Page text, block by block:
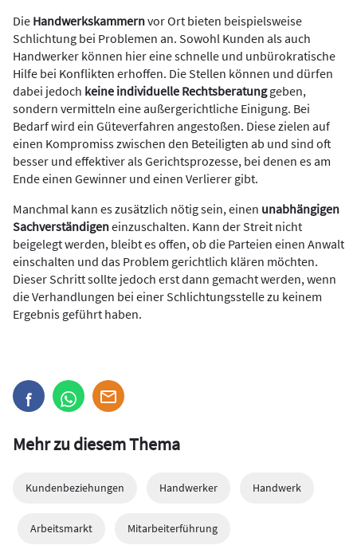
Die Handwerkskammernvor Ort bieten beispielsweise
Schlichtung bei Problemen an. Sowohl Kunden als auch
Handwerker können hier eine schnelle und unbürokratische
Hilfe bei Konflikten erhoffen. Die Stellen können und dürfen
dabei jedoch keine individuelle Rechtsberatunggeben,
sondern vermitteln eine außergerichtliche Einigung. Bei
Bedarf wird ein Güteverfahren angestoßen. Diese zielen auf
einen Kompromiss zwischen den Beteiligten ab und sind oft
besser und effektiver als Gerichtsprozesse, bei denen es am
Ende einen Gewinner und einen Verlierer gibt.
Manchmal kann es zusätzlich nötig sein, einen unabhängigen
Sachverständigeneinzuschalten. Kann der Streit nicht
beigelegt werden, bleibt es offen, ob die Parteien einen Anwalt
einschalten und das Problem gerichtlich klären möchten.
Dieser Schritt sollte jedoch erst dann gemacht werden, wenn
die Verhandlungen bei einer Schlichtungsstelle zu keinem
Ergebnis geführt haben.
Mehr zu diesem Thema
Kundenbeziehungen Handwerker Handwerk
Arbeitsmarkt Mitarbeiterführung